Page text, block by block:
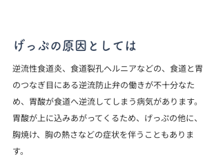
げっぷの原因としては
逆流性食道炎、食道裂孔ヘルニアなどの、食道と胃
のつなぎ目にある逆流防止弁の働きが不十分なた
め、胃酸が食道へ逆流してしまう病気があります。
胃酸が上に込みあがってくるため、げっぷの他に、
胸焼け、胸の熱さなどの症状を伴うこともありま
す。